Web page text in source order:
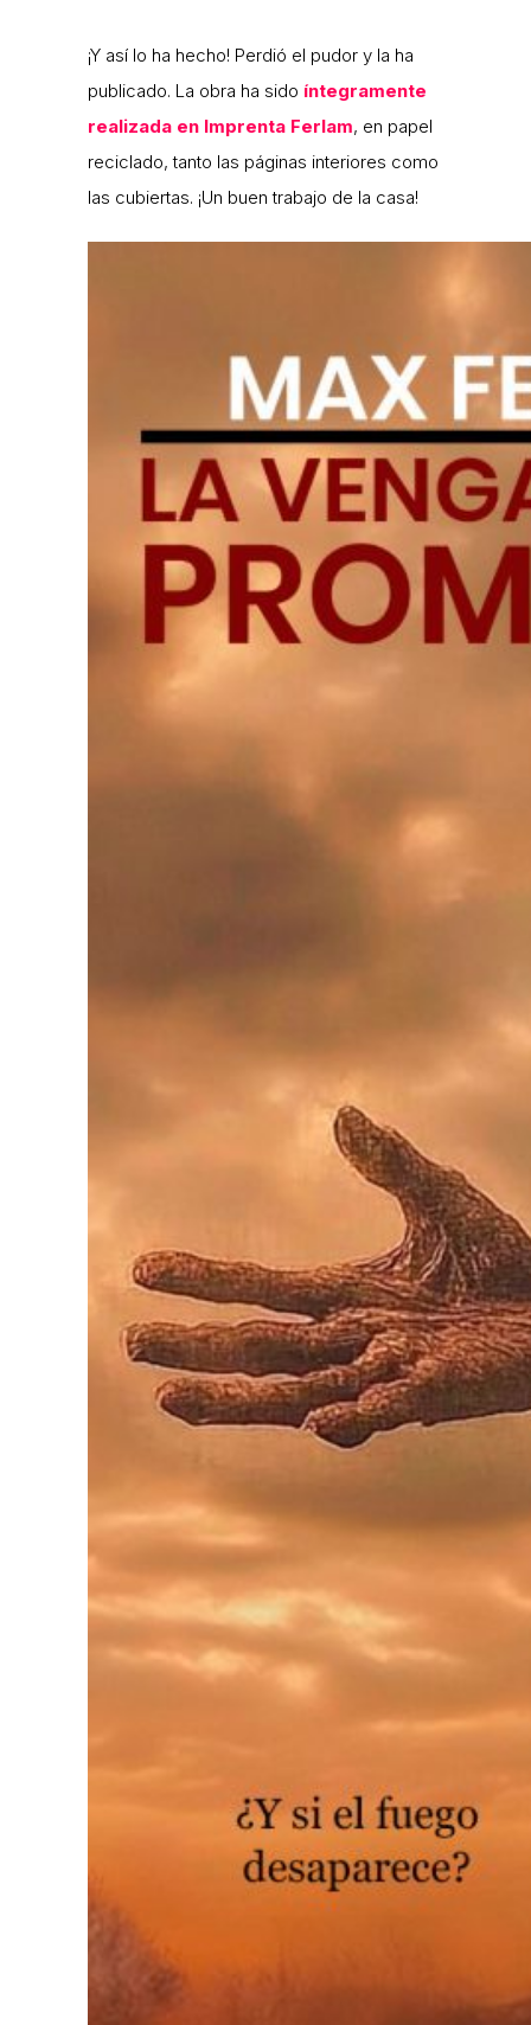
¡Y así lo ha hecho! Perdió el pudor y la ha
publicado. La obra ha sido íntegramente
realizada en Imprenta Ferlam, en papel
reciclado, tanto las páginas interiores como
las cubiertas. ¡Un buen trabajo de la casa!